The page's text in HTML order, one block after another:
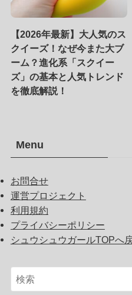
【2026年最新】大人気のス
クイーズ！なぜ今また大ブ
ーム？進化系「スクイー
ズ」の基本と人気トレンド
を徹底解説！
Menu
お問合せ
運営プロジェクト
利用規約
プライバシーポリシー
シュウシュウガールTOPへ